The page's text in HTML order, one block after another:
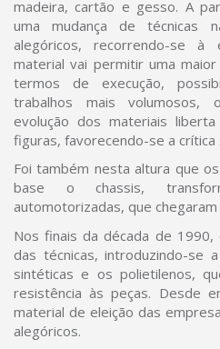
madeira, cartão e gesso. A
uma mudança de técnicas
alegóricos, recorrendo-se
material vai permitir uma
termos de execução,
trabalhos mais volumosos,
evolução dos materiais
figuras, favorecendo-se a crítica
Foi também nesta altura que
base o chassis,
automotorizadas, que
Nos finais da década de
das técnicas, introduzindo-se
sintéticas e os polietilenos,
resistência às peças. Desde
material de eleição das
alegóricos.